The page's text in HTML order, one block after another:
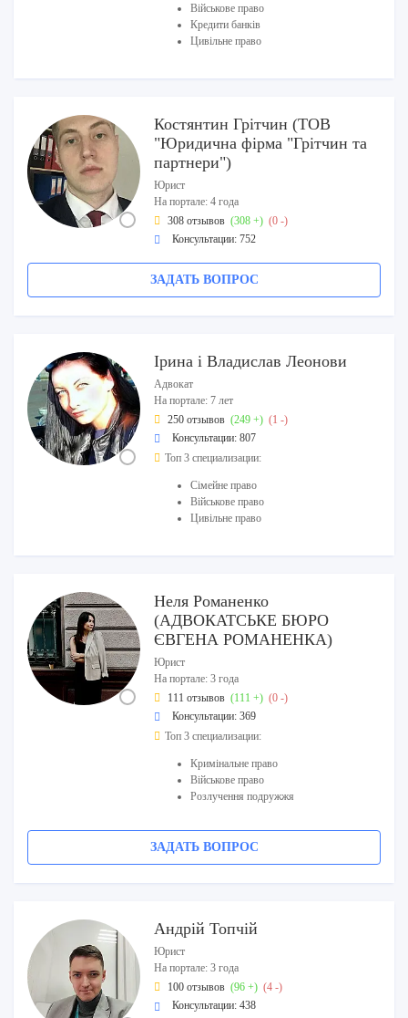
Військове право
Кредити банків
Цивільне право
Костянтин Грітчин (ТОВ
"Юридична фірма "Грітчин та
партнери")
Юрист
На портале: 4 года
308 отзывов (308 +) (0 -)
Консультации: 752
ЗАДАТЬ ВОПРОС
Ірина і Владислав Леонови
Адвокат
На портале: 7 лет
250 отзывов (249 +) (1 -)
Консультации: 807
Топ 3 специализации:
Сімейне право
Військове право
Цивільне право
Неля Романенко
(АДВОКАТСЬКЕ БЮРО
ЄВГЕНА РОМАНЕНКА)
Юрист
На портале: 3 года
111 отзывов (111 +) (0 -)
Консультации: 369
Топ 3 специализации:
Кримінальне право
Військове право
Розлучення подружжя
ЗАДАТЬ ВОПРОС
Андрій Топчій
Юрист
На портале: 3 года
100 отзывов (96 +) (4 -)
Консультации: 438